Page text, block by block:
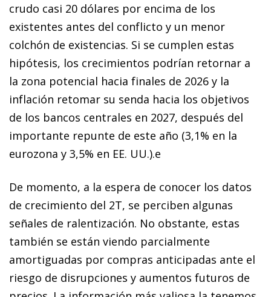
crudo casi 20 dólares por encima de los
existentes antes del conflicto y un menor
colchón de existencias. Si se cumplen estas
hipótesis, los crecimientos podrían retornar a
la zona potencial hacia finales de 2026 y la
inflación retomar su senda hacia los objetivos
de los bancos centrales en 2027, después del
importante repunte de este año (3,1% en la
eurozona y 3,5% en EE. UU.).e
De momento, a la espera de conocer los datos
de crecimiento del 2T, se perciben algunas
señales de ralentización. No obstante, estas
también se están viendo parcialmente
amortiguadas por compras anticipadas ante el
riesgo de disrupciones y aumentos futuros de